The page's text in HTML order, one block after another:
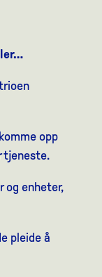
opp
tjeneste.
og enheter,
pleide å